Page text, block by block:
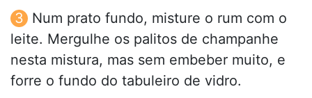
Num prato fundo, misture o rum com o
leite. Mergulhe os palitos de champanhe
nesta mistura, mas sem embeber muito, e
forre o fundo do tabuleiro de vidro.